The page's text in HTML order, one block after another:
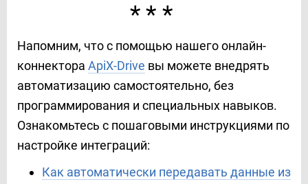
***
Напомним, что с помощью нашего онлайн-
коннектора ApiX-Drive вы можете внедрять
автоматизацию самостоятельно, без
программирования и специальных навыков.
Ознакомьтесь с пошаговыми инструкциями по
настройке интеграций:
Как автоматически передавать данные из